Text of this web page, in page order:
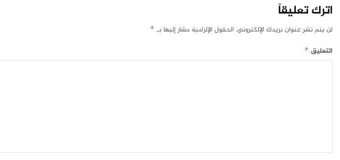
اترك تعليقاً
لن يتم نشر عنوان بريدك الإلكتروني. الحقول الإلزامية مشار إليها بـ *
التعليق *